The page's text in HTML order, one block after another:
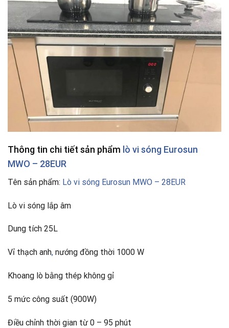
Thông tin chi tiết sản phẩm lò vi sóng Eurosun
MWO – 28EUR
Tên sản phẩm: Lò vi sóng Eurosun MWO – 28EUR
Lò vi sóng lắp âm
Dung tích 25L
Vỉ thạch anh, nướng đồng thời 1000 W
Khoang lò bằng thép không gỉ
5 mức công suất (900W)
Điều chỉnh thời gian từ 0 – 95 phút